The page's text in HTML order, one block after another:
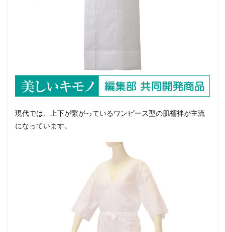
現代では、上下が繋がっているワンピース型の肌襦袢が主流
になっています。